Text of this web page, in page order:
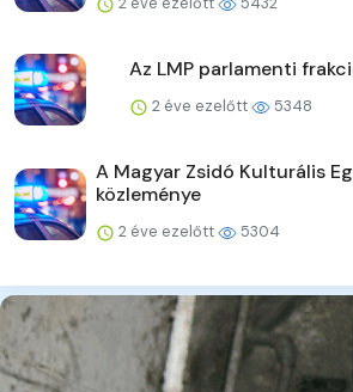
Az LMP parlamenti
2 éve ezelőtt 5348
A Magyar Zsidó Kulturális
közleménye
2 éve ezelőtt 5304